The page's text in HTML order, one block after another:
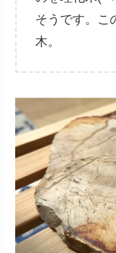
そうです。こ
木。